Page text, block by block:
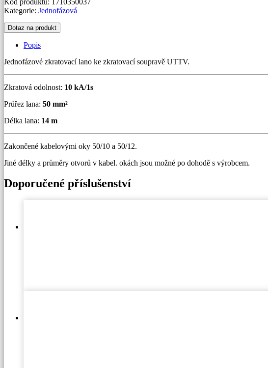
50
mm²
k
UTTV
množství
Kategorie: Jednofázová
Dotaz na produkt
Popis
Jednofázové zkratovací lano ke zkratovací soupravě UTTV.
Zkratová odolnost: 10 kA/1s
Průřez lana: 50 mm²
Délka lana: 14 m
Zakončené kabelovými oky 50/10 a 50/12.
Jiné délky a průměry otvorů v kabel. okách jsou možné po dohodě s výrobcem.
Doporučené příslušenství